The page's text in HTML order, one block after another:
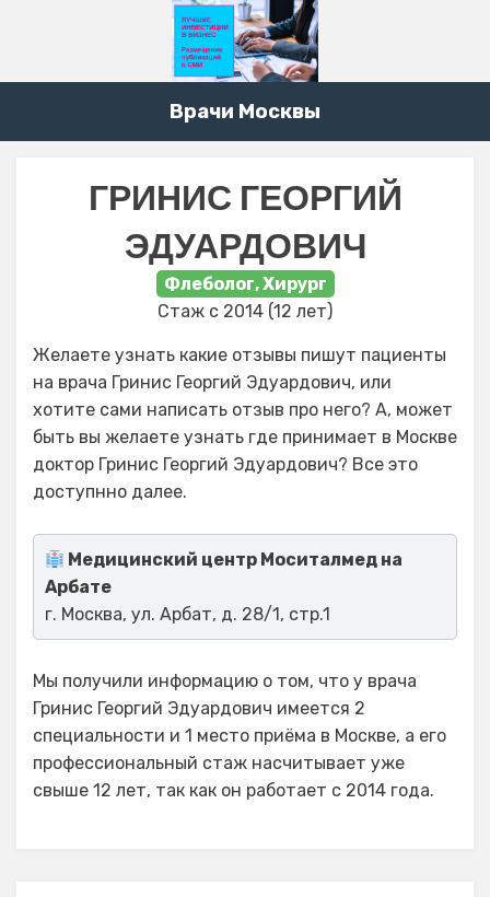
Врачи Москвы
ГРИНИС ГЕОРГИЙ
ЭДУАРДОВИЧ
Флеболог, Хирург
Стаж с 2014 (12 лет)
Желаете узнать какие отзывы пишут пациенты
на врача Гринис Георгий Эдуардович, или
хотите сами написать отзыв про него? А, может
быть вы желаете узнать где принимает в Москве
доктор Гринис Георгий Эдуардович? Все это
доступнно далее.
Медицинский центр Моситалмед на
Арбате
г. Москва, ул. Арбат, д. 28/1, стр.1
Мы получили информацию о том, что у врача
Гринис Георгий Эдуардович имеется 2
специальности и 1 место приёма в Москве, а его
профессиональный стаж насчитывает уже
свыше 12 лет, так как он работает с 2014 года.